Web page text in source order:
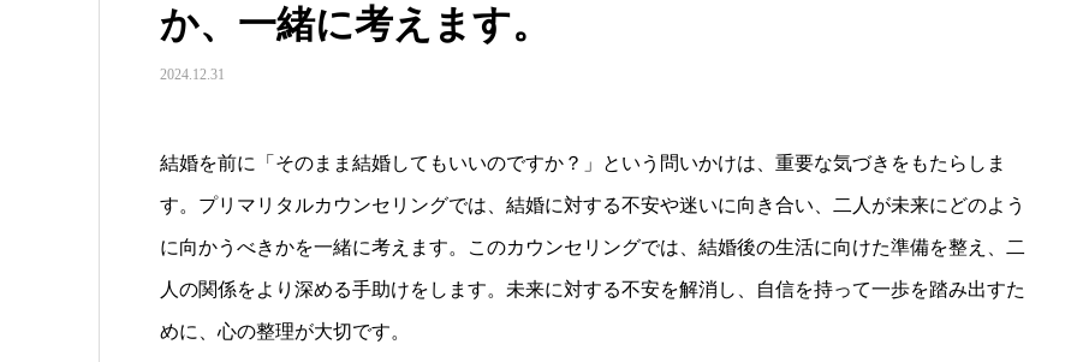
か、一緒に考えます。
2024.12.31
結婚を前に「そのまま結婚してもいいのですか？」という問いかけは、重要な気づきをもたらしま
す。プリマリタルカウンセリングでは、結婚に対する不安や迷いに向き合い、二人が未来にどのよう
に向かうべきかを一緒に考えます。このカウンセリングでは、結婚後の生活に向けた準備を整え、二
人の関係をより深める手助けをします。未来に対する不安を解消し、自信を持って一歩を踏み出すた
めに、心の整理が大切です。